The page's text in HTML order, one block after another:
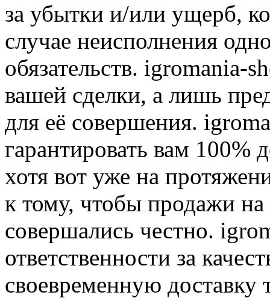
за убытки и/или ущерб,
случае неисполнения
обязательств. igromania-
вашей сделки, а лишь
для её совершения.
гарантировать вам 100%
хотя вот уже на
к тому, чтобы продажи
совершались честно.
ответственности за
своевременную доставку